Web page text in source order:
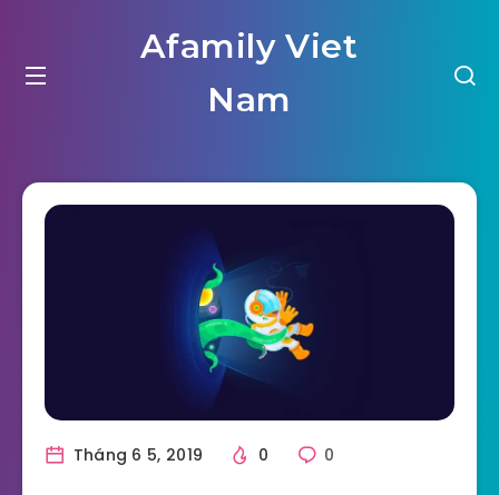
Afamily Viet
Nam
Tháng 6 5, 2019 0 0